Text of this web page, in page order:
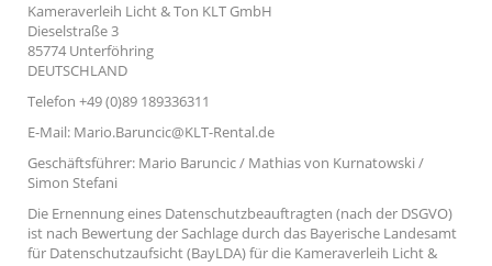
Kameraverleih Licht & Ton KLT GmbH
Dieselstraße 3
85774 Unterföhring
DEUTSCHLAND
Telefon +49 (0)89 189336311
E-Mail: Mario.Baruncic@KLT-Rental.de
Geschäftsführer: Mario Baruncic / Mathias von Kurnatowski /
Simon Stefani
Die Ernennung eines Datenschutzbeauftragten (nach der DSGVO)
ist nach Bewertung der Sachlage durch das Bayerische Landesamt
für Datenschutzaufsicht (BayLDA) für die Kameraverleih Licht &